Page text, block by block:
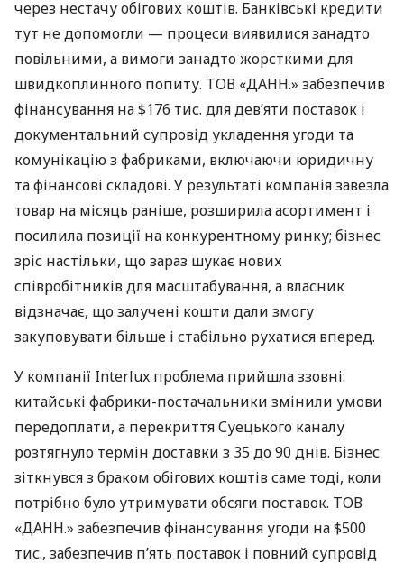
через нестачу обігових коштів. Банківські кредити
тут не допомогли — процеси виявилися занадто
повільними, а вимоги занадто жорсткими для
швидкоплинного попиту. ТОВ «ДАНН.» забезпечив
фінансування на $176 тис. для дев’яти поставок і
документальний супровід укладення угоди та
комунікацію з фабриками, включаючи юридичну
та фінансові складові. У результаті компанія завезла
товар на місяць раніше, розширила асортимент і
посилила позиції на конкурентному ринку; бізнес
зріс настільки, що зараз шукає нових
співробітників для масштабування, а власник
відзначає, що залучені кошти дали змогу
закуповувати більше і стабільно рухатися вперед.
У компанії Interlux проблема прийшла ззовні:
китайські фабрики-постачальники змінили умови
передоплати, а перекриття Суецького каналу
розтягнуло термін доставки з 35 до 90 днів. Бізнес
зіткнувся з браком обігових коштів саме тоді, коли
потрібно було утримувати обсяги поставок. ТОВ
«ДАНН.» забезпечив фінансування угоди на $500
тис., забезпечив п’ять поставок і повний супровід